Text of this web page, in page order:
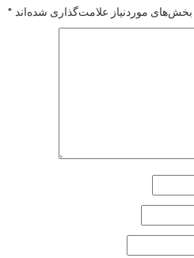
بخش‌های موردنیاز علامت‌گذاری شده‌اند *